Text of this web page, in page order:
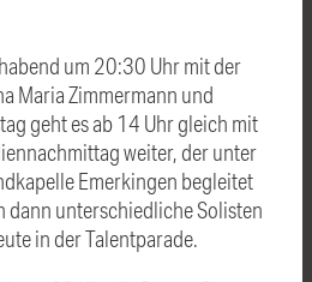
um 20:30 Uhr mit der
Maria Zimmermann und
geht es ab 14 Uhr gleich mit
weiter, der unter
Emerkingen begleitet
dann unterschiedliche Solisten
in der Talentparade.